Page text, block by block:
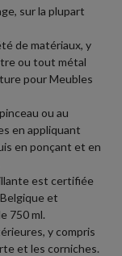
sur la plupart
de matériaux, y
ou tout métal
pour Meubles
ou au
en appliquant
en ponçant et en
est certifiée
et
750 ml.
y compris
et les corniches.